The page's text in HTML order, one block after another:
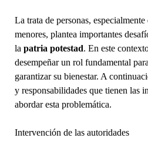
La trata de personas,
menores, plantea importantes
la patria potestad. En este
desempeñar un rol fundamental
garantizar su bienestar. A
y responsabilidades que tienen las
abordar esta problemática.
Intervención de las autoridades